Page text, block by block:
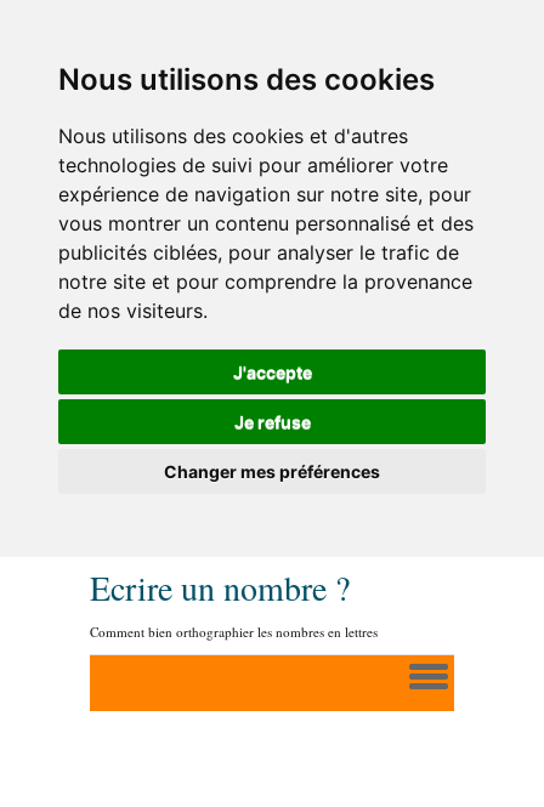
Nous utilisons des cookies
Nous utilisons des cookies et d'autres
technologies de suivi pour améliorer votre
expérience de navigation sur notre site, pour
vous montrer un contenu personnalisé et des
publicités ciblées, pour analyser le trafic de
notre site et pour comprendre la provenance
de nos visiteurs.
J'accepte
Je refuse
Changer mes préférences
Ecrire un nombre ?
Comment bien orthographier les nombres en lettres